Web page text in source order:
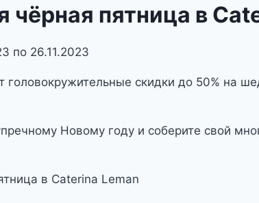
чёрная пятница в
по 26.11.2023
головокружительные скидки до 50% на
Новому году и соберите свой